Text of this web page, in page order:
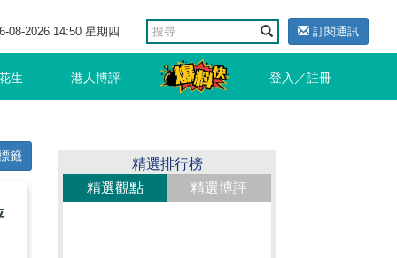
08-2026 14:50 星期四 訂閱通訊
生 港人博評 登入／註冊
籤
精選排行榜
精選觀點
精選博評